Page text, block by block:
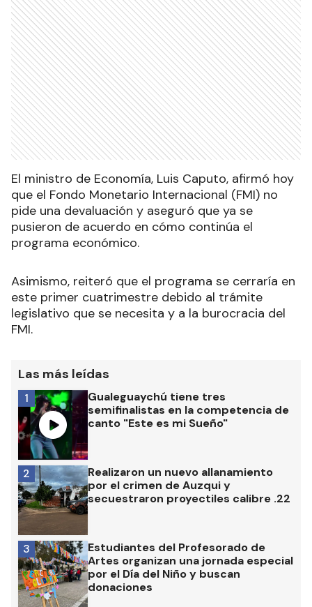
El ministro de Economía, Luis Caputo, afirmó hoy
que el Fondo Monetario Internacional (FMI) no
pide una devaluación y aseguró que ya se
pusieron de acuerdo en cómo continúa el
programa económico.
Asimismo, reiteró que el programa se cerraría en
este primer cuatrimestre debido al trámite
legislativo que se necesita y a la burocracia del
FMI.
Las más leídas
Gualeguaychú tiene tres
semifinalistas en la competencia de
canto "Este es mi Sueño"
1
Realizaron un nuevo allanamiento
por el crimen de Auzqui y
secuestraron proyectiles calibre .22
2
Estudiantes del Profesorado de
Artes organizan una jornada especial
por el Día del Niño y buscan
donaciones
3